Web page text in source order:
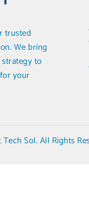
trusted
We bring
to
your
Sol. All Rights